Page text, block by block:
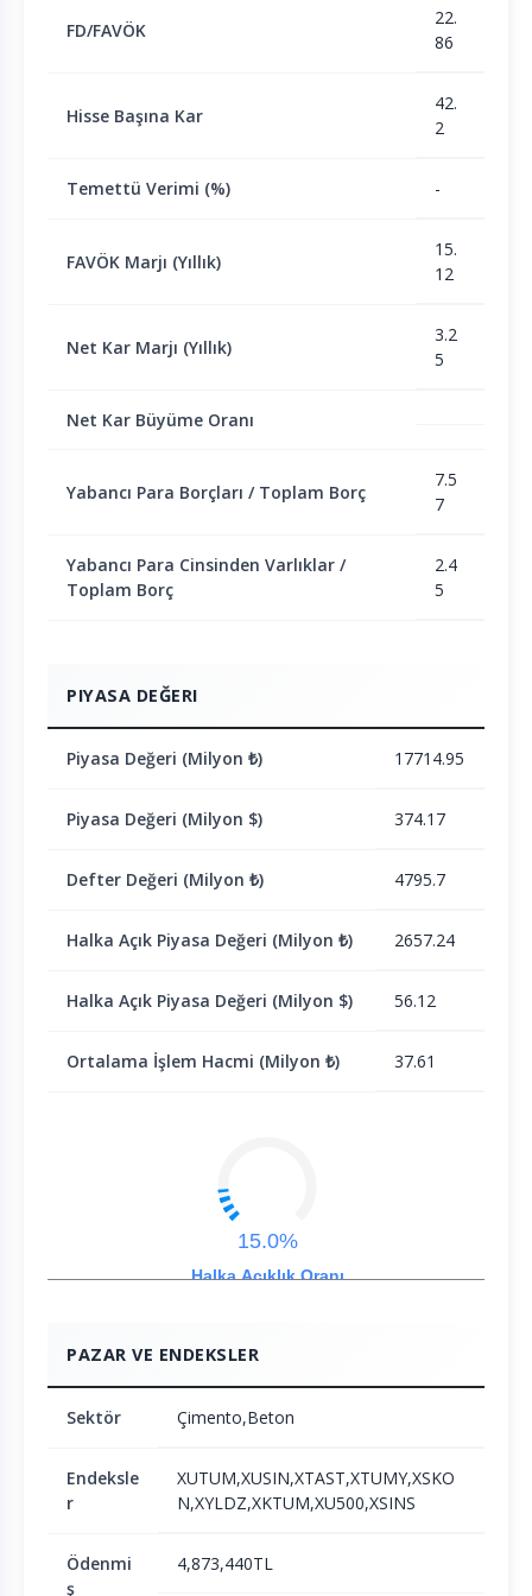
FD/FAVÖK
22.
86
Hisse Başına Kar
42.
2
Temettü Verimi (%) -
FAVÖK Marjı (Yıllık)
15.
12
Net Kar Marjı (Yıllık)
3.2
5
Net Kar Büyüme Oranı
Yabancı Para Borçları / Toplam Borç
7.5
7
Yabancı Para Cinsinden Varlıklar /
Toplam Borç
2.4
5
PIYASA DEĞERI
Piyasa Değeri (Milyon ₺) 17714.95
Piyasa Değeri (Milyon $) 374.17
Defter Değeri (Milyon ₺) 4795.7
Halka Açık Piyasa Değeri (Milyon ₺) 2657.24
Halka Açık Piyasa Değeri (Milyon $) 56.12
Ortalama İşlem Hacmi (Milyon ₺) 37.61
Halka Açıklık Oranı
15.0%
PAZAR VE ENDEKSLER
Sektör Çimento,Beton
Endeksle
r
XUTUM,XUSIN,XTAST,XTUMY,XSKO
N,XYLDZ,XKTUM,XU500,XSINS
Ödenmi
ş
4,873,440TL